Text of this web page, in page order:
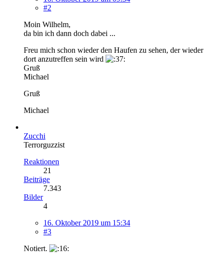
#2
Moin Wilhelm,
da bin ich dann doch dabei ...
Freu mich schon wieder den Haufen zu sehen, der wieder
dort anzutreffen sein wird
Gruß
Michael
Gruß
Michael
Zucchi
Terrorguzzist
Reaktionen
21
Beiträge
7.343
Bilder
4
16. Oktober 2019 um 15:34
#3
Notiert.